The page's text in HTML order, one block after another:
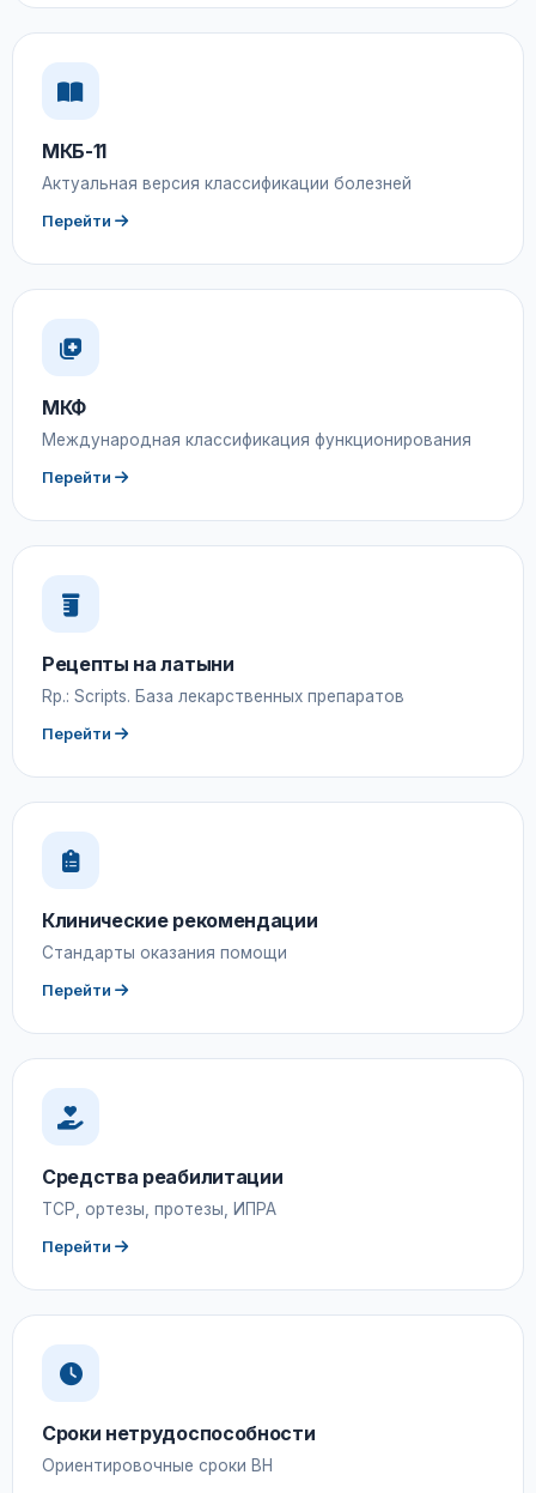
МКБ-11
Актуальная версия классификации болезней
Перейти
МКФ
Международная классификация функционирования
Перейти
Рецепты на латыни
Rp.: Scripts. База лекарственных препаратов
Перейти
Клинические рекомендации
Стандарты оказания помощи
Перейти
Средства реабилитации
ТСР, ортезы, протезы, ИПРА
Перейти
Сроки нетрудоспособности
Ориентировочные сроки ВН